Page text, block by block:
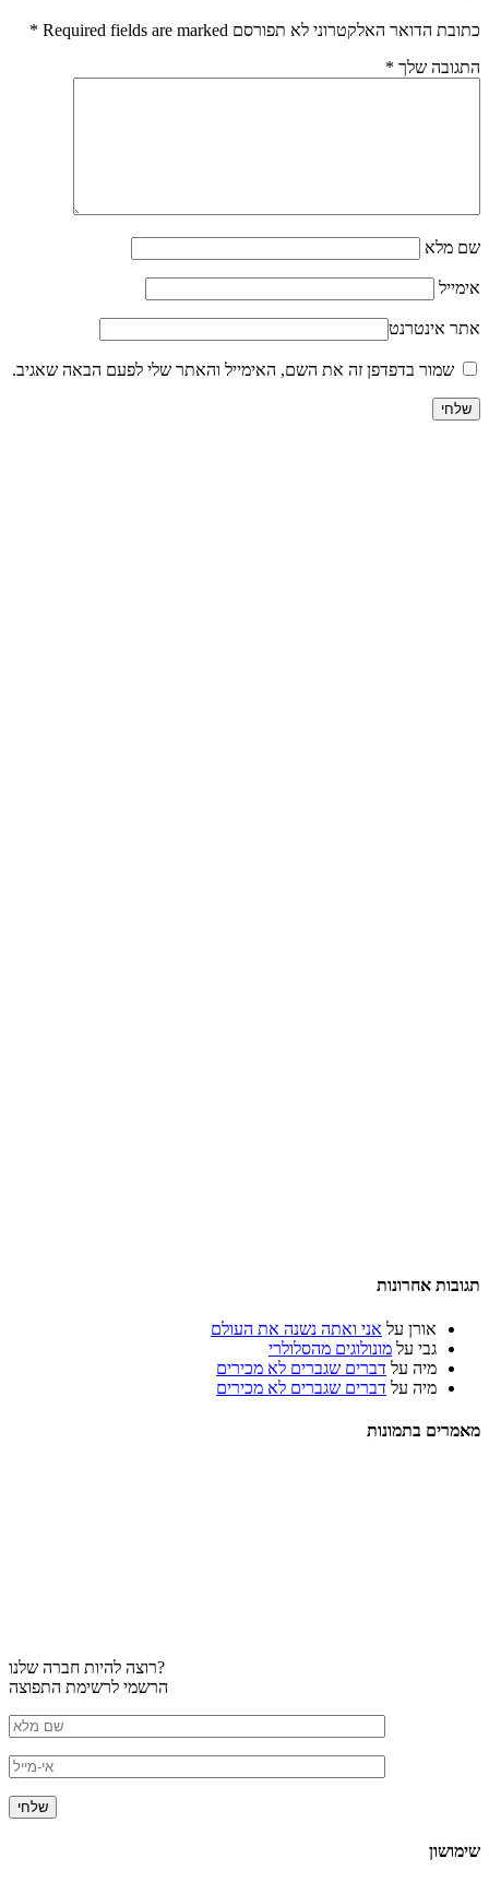
כתובת הדואר האלקטרוני לא תפורסם Required fields are marked
*
התגובה שלך *
שם מלא
אימייל
אתר אינטרנט
שמור בדפדפן זה את השם, האימייל והאתר שלי לפעם הבאה שאגיב.
תגובות אחרונות
אורן על אני ואתה נשנה את העולם
גבי על מונולוגים מהסלולרי
מיה על דברים שגברים לא מכירים
מיה על דברים שגברים לא מכירים
מאמרים בתמונות
רוצה להיות חברה שלנו?
הרשמי לרשימת התפוצה
שימושון